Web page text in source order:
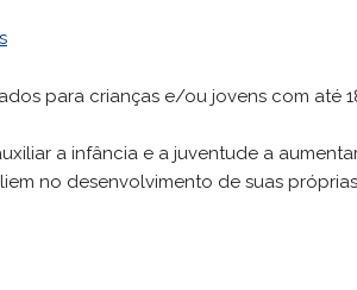
para crianças e/ou jovens com até
a infância e a juventude a
no desenvolvimento de suas